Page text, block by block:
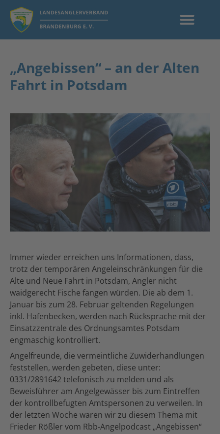
„Angebissen“ – an der Alten
Fahrt in Potsdam
Immer wieder erreichen uns Informationen, dass,
trotz der temporären Angeleinschränkungen für die
Alte und Neue Fahrt in Potsdam, Angler nicht
waidgerecht Fische fangen würden. Die ab dem 1.
Januar bis zum 28. Februar geltenden Regelungen
inkl. Hafenbecken, werden nach Rücksprache mit der
Einsatzzentrale des Ordnungsamtes Potsdam
engmaschig kontrolliert.
Angelfreunde, die vermeintliche Zuwiderhandlungen
feststellen, werden gebeten, diese unter:
0331/2891642 telefonisch zu melden und als
Beweisführer am Angelgewässer bis zum Eintreffen
der kontrollbefugten Amtspersonen zu verweilen. In
der letzten Woche waren wir zu diesem Thema mit
Frieder Rößler vom Rbb-Angelpodcast „Angebissen“